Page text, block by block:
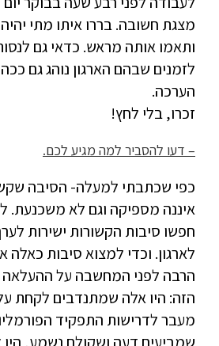
מצגת חשובה. בררו איתו מתי
ותאמו אותה מראש. כדאי גם
לזמנים שבהם הארגון נוהג גם
הערכה.
זכרו, בלי לחץ!
– דעו להסביר למה מגיע לכם.
כפי שכתבתי למעלה- הסיבה
איננה מספיקה וגם לא
חפשו סיבות הקשורות ישירות
לארגון. וכדי למצוא סיבות כאלה
הרבה לפני המחשבה על ההעלאה
הזה: היו אלה שמתנדבים לקחת
מעבר לדרישות התפקיד